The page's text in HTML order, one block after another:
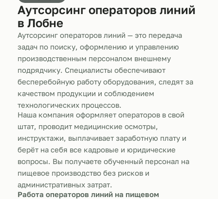
Аутсорсинг операторов линий
в Лобне
Аутсорсинг операторов линий — это передача
задач по поиску, оформлению и управлению
производственным персоналом внешнему
подрядчику. Специалисты обеспечивают
бесперебойную работу оборудования, следят за
качеством продукции и соблюдением
технологических процессов.
Наша компания оформляет операторов в свой
штат, проводит медицинские осмотры,
инструктажи, выплачивает заработную плату и
берёт на себя все кадровые и юридические
вопросы. Вы получаете обученный персонал на
пищевое производство без рисков и
административных затрат.
Работа операторов линий на пищевом